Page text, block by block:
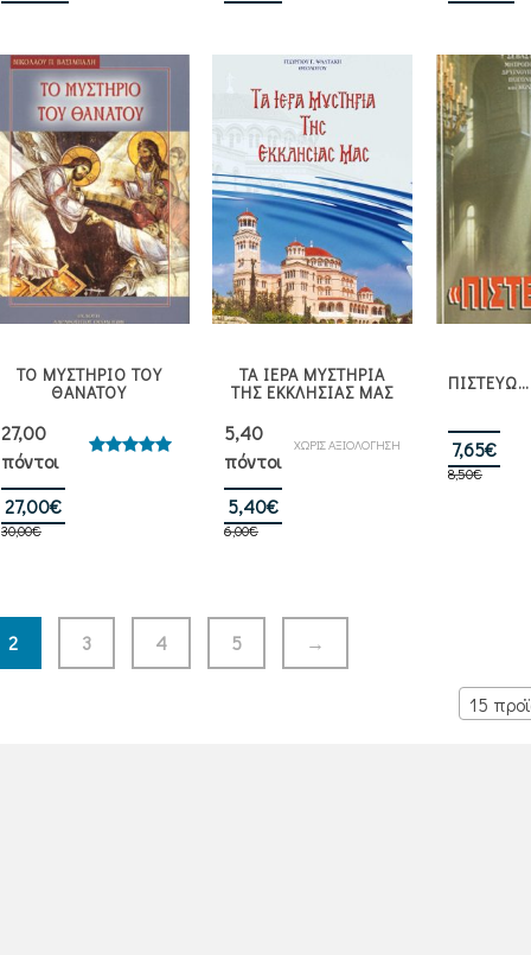
ΤΟ ΜΥΣΤΗΡΙΟ ΤΟΥ
ΘΑΝΑΤΟΥ
Βαθμολογήθηκε
27,00
πόντοι
30,00€
27,00€
27,00€.
ΤΑ ΙΕΡΑ ΜΥΣΤΗΡΙΑ
ΤΗΣ ΕΚΚΛΗΣΙΑΣ ΜΑΣ
ΧΩΡΙΣ ΑΞΙΟΛΟΓΗΣΗ
5,40
πόντοι
6,00€
5,40€
5,40€.
ΠΙΣΤΕΥΩ…
8,50€
7,65€
2 3 4 5 →